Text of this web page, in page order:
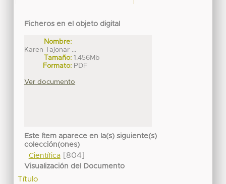
Ficheros en el objeto digital
Nombre:
Karen Tajonar ...
Tamaño: 1.456Mb
Formato: PDF
Ver documento
Este ítem aparece en la(s) siguiente(s)
colección(ones)
Científica[804]
Visualización del Documento
Título